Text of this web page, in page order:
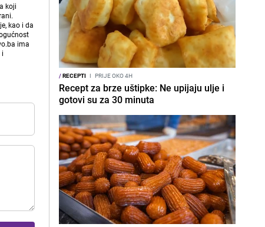
koji
kao i da
ima
i
/RECEPTI I PRIJE OKO 4H
Recept za brze uštipke: Ne upijaju ulje i
gotovi su za 30 minuta